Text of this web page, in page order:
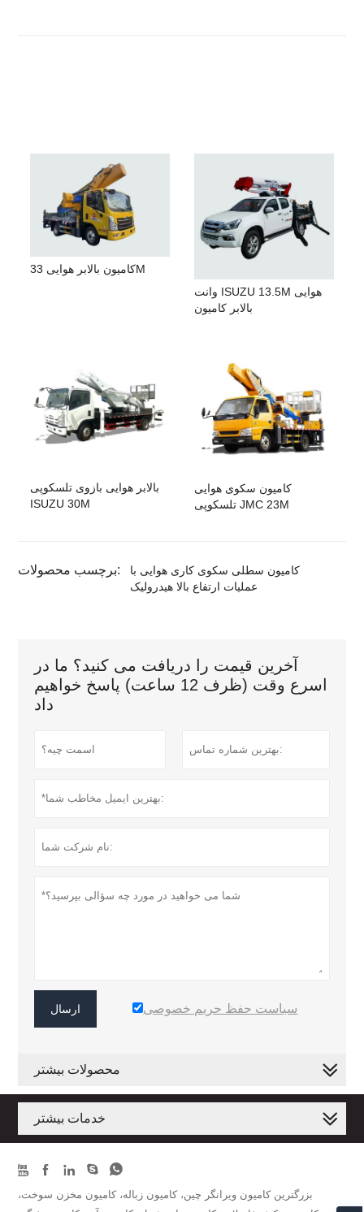
کامیون بالابر هوایی 33M
وانت ISUZU 13.5M هوایی
بالابر کامیون
بالابر هوایی بازوی تلسکوپی
ISUZU 30M
کامیون سکوی هوایی
تلسکوپی JMC 23M
برچسب محصولات:
کامیون سطلی سکوی کاری هوایی با
عملیات ارتفاع بالا هیدرولیک
آخرین قیمت را دریافت می کنید؟ ما در
اسرع وقت (ظرف 12 ساعت) پاسخ خواهیم
داد
ارسال سیاست حفظ حریم خصوصی
محصولات بیشتر
خدمات بیشتر
    
بزرگترین کامیون ویرانگر چین، کامیون زباله، کامیون مخزن سوخت،